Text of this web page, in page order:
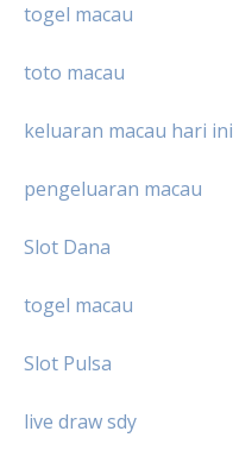
togel macau
toto macau
keluaran macau hari ini
pengeluaran macau
Slot Dana
togel macau
Slot Pulsa
live draw sdy